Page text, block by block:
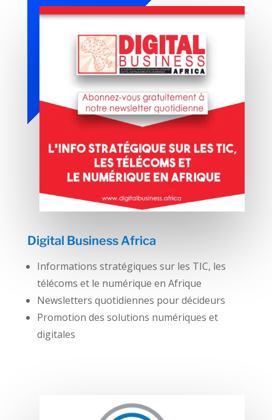
Digital Business Africa
Informations stratégiques sur les TIC, les
télécoms et le numérique en Afrique
Newsletters quotidiennes pour décideurs
Promotion des solutions numériques et
digitales